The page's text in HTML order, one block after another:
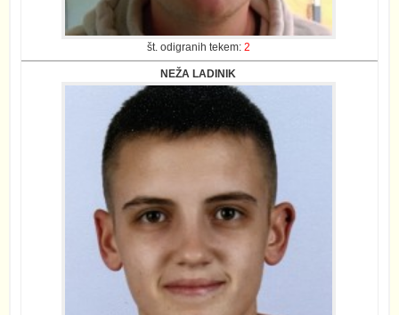
št. odigranih tekem: 2
NEŽA LADINIK